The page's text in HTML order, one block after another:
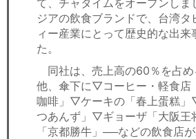
て、チャタイムをオープンしま
ジアの飲食ブランドで、台湾タ
ィー産業にとって歴史的な出来
た。
同社は、売上高の60％を占
他、傘下に▽コーヒー・軽食店
咖啡」▽ケーキの「春上蛋糕
つあんず」▽ギョーザ「大阪王
「京都勝牛」──などの飲食店